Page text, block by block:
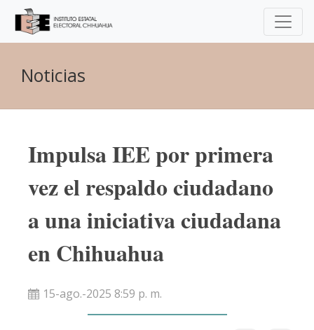
Noticias
Impulsa IEE por primera
vez el respaldo ciudadano
a una iniciativa ciudadana
en Chihuahua
15-ago.-2025 8:59 p. m.